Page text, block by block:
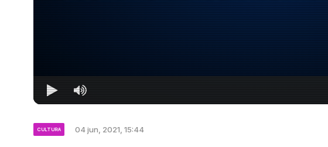
CULTURA 04 jun, 2021, 15:44